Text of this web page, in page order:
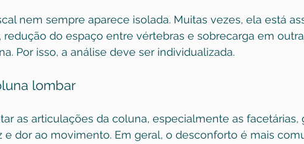
nem sempre aparece isolada. Muitas vezes, ela está
redução do espaço entre vértebras e sobrecarga em
Por isso, a análise deve ser individualizada.
lombar
as articulações da coluna, especialmente as facetárias,
e dor ao movimento. Em geral, o desconforto é mais